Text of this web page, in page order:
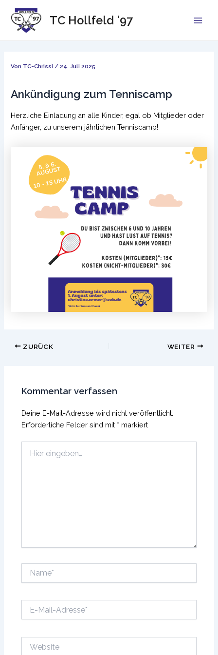
Inhalt
springen
TC Hollfeld '97
Von TC-Chrissi/24. Juli 2025
Ankündigung zum Tenniscamp
Herzliche Einladung an alle Kinder, egal ob Mitglieder oder
Anfänger, zu unserem jährlichen Tenniscamp!
Beitragsnavigation
ZURÜCK WEITER
Kommentar verfassen
Deine E-Mail-Adresse wird nicht veröffentlicht.
Erforderliche Felder sind mit * markiert
eingeben…
Mail-